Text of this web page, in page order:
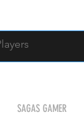
SAGAS GAMER